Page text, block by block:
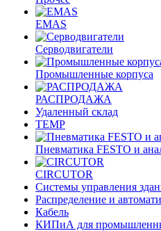
EMAS
Cерводвигатели
Промышленные корпуса
РАСПРОДАЖА
Удаленный склад
TEMP
Пневматика FESTO и
CIRCUTOR
Системы управления
Распределение и
Кабель
КИПиА для